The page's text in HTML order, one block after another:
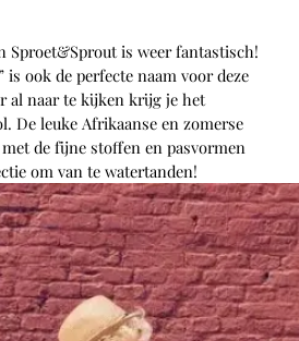
Sproet&Sprout is weer fantastisch!
is ook de perfecte naam voor deze
al naar te kijken krijg je het
De leuke Afrikaanse en zomerse
de fijne stoffen en pasvormen
om van te watertanden!